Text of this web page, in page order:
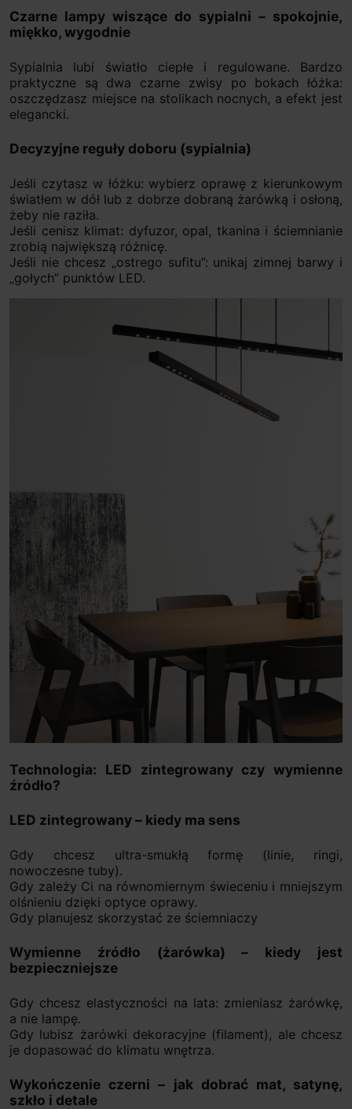
Czarne lampy wiszące do sypialni – spokojnie,
miękko, wygodnie
Sypialnia lubi światło ciepłe i regulowane. Bardzo
praktyczne są dwa czarne zwisy po bokach łóżka:
oszczędzasz miejsce na stolikach nocnych, a efekt jest
elegancki.
Decyzyjne reguły doboru (sypialnia)
Jeśli czytasz w łóżku: wybierz oprawę z kierunkowym
światłem w dół lub z dobrze dobraną żarówką i osłoną,
żeby nie raziła.
Jeśli cenisz klimat: dyfuzor, opal, tkanina i ściemnianie
zrobią największą różnicę.
Jeśli nie chcesz „ostrego sufitu”: unikaj zimnej barwy i
„gołych” punktów LED.
Technologia: LED zintegrowany czy wymienne
źródło?
LED zintegrowany – kiedy ma sens
Gdy chcesz ultra-smukłą formę (linie, ringi,
nowoczesne tuby).
Gdy zależy Ci na równomiernym świeceniu i mniejszym
olśnieniu dzięki optyce oprawy.
Gdy planujesz skorzystać ze ściemniaczy
Wymienne źródło (żarówka) – kiedy jest
bezpieczniejsze
Gdy chcesz elastyczności na lata: zmieniasz żarówkę,
a nie lampę.
Gdy lubisz żarówki dekoracyjne (filament), ale chcesz
je dopasować do klimatu wnętrza.
Wykończenie czerni – jak dobrać mat, satynę,
szkło i detale